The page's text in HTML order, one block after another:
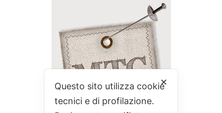
✕
Questo sito utilizza cookie
tecnici e di profilazione.